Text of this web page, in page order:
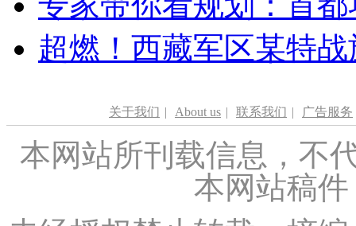
超燃！西藏军区某特
关于我们 | About us | 联系我们 | 广告服务
本网站所刊载信息，不
本网站稿